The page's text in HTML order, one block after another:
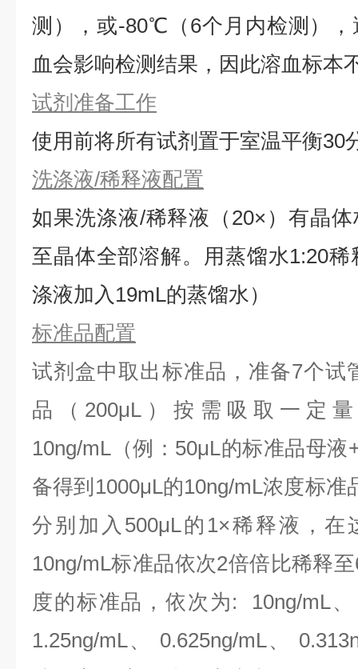
测），或-80℃（6个月内检测）
血会影响检测结果，因此溶血标本
试剂准备工作
使用前将所有试剂置于室温平衡30
洗涤液/稀释液配置
如果洗涤液/稀释液（20×）有晶
⾄晶体全部溶解。用蒸馏水1:20
涤液加入19mL的蒸馏水）
标准品配置
试剂盒中取出标准品，准备7个试
品（200μL）按需吸取一定
10ng/mL（例：50μL的标准品母
备得到1000μL的10ng/mL浓度标准
分别加入500μL的1×稀释液，
10ng/mL标准品依次2倍倍比稀释
度的标准品，依次为: 10ng/mL
1.25ng/mL、 0.625ng/mL、